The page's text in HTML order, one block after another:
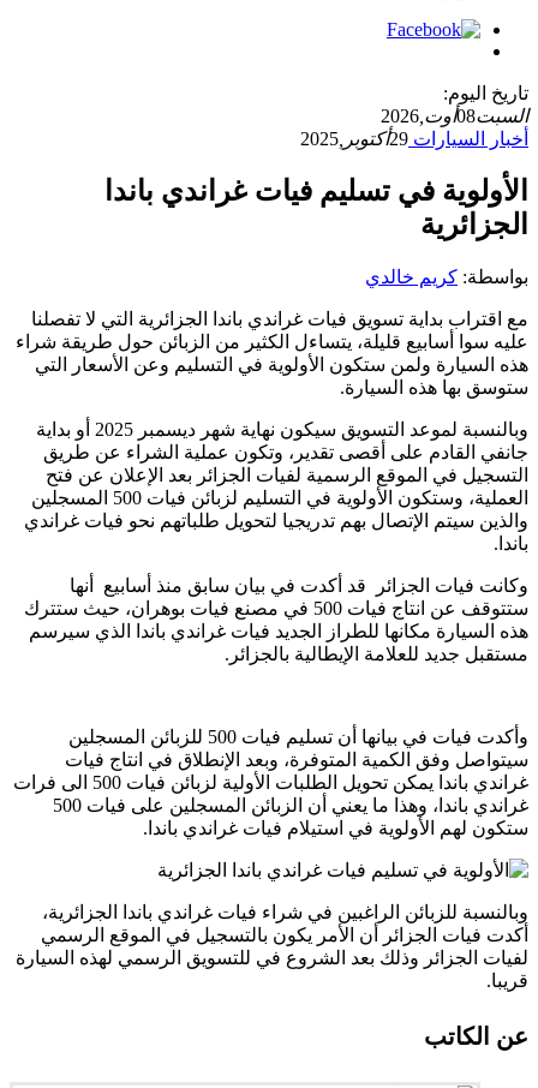
تاريخ اليوم:
السبت08أوت, 2026
أخبار السيارات 29أكتوبر, 2025
الأولوية في تسليم فيات غراندي باندا
الجزائرية
بواسطة: كريم خالدي
مع اقتراب بداية تسويق فيات غراندي باندا الجزائرية التي لا تفصلنا
عليه سوا أسابيع قليلة، يتساءل الكثير من الزبائن حول طريقة شراء
هذه السيارة ولمن ستكون الأولوية في التسليم وعن الأسعار التي
ستوسق بها هذه السيارة.
وبالنسبة لموعد التسويق سيكون نهاية شهر ديسمبر 2025 أو بداية
جانفي القادم على أقصى تقدير، وتكون عملية الشراء عن طريق
التسجيل في الموقع الرسمية لفيات الجزائر بعد الإعلان عن فتح
العملية، وستكون الأولوية في التسليم لزبائن فيات 500 المسجلين
والذين سيتم الإتصال بهم تدريجيا لتحويل طلباتهم نحو فيات غراندي
باندا.
وكانت فيات الجزائر قد أكدت في بيان سابق منذ أسابيع أنها
ستتوقف عن انتاج فيات 500 في مصنع فيات بوهران، حيث ستترك
هذه السيارة مكانها للطراز الجديد فيات غراندي باندا الذي سيرسم
مستقبل جديد للعلامة الإيطالية بالجزائر.
وأكدت فيات في بيانها أن تسليم فيات 500 للزبائن المسجلين
سيتواصل وفق الكمية المتوفرة، وبعد الإنطلاق في انتاج فيات
غراندي باندا يمكن تحويل الطلبات الأولية لزبائن فيات 500 الى فرات
غراندي باندا، وهذا ما يعني أن الزبائن المسجلين على فيات 500
ستكون لهم الأولوية في استيلام فيات غراندي باندا.
وبالنسبة للزبائن الراغبين في شراء فيات غراندي باندا الجزائرية،
أكدت فيات الجزائر أن الأمر يكون بالتسجيل في الموقع الرسمي
لفيات الجزائر وذلك بعد الشروع في للتسويق الرسمي لهذه السيارة
قريبا.
عن الكاتب